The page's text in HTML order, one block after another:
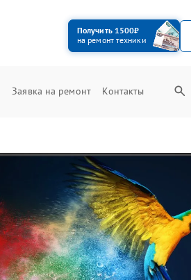
Получить 1500₽
на ремонт техники
Заявка на ремонт Контакты